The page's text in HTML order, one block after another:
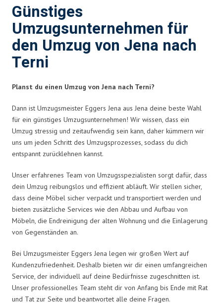
Günstiges
Umzugsunternehmen für
den Umzug von Jena nach
Terni
Planst du einen Umzug von Jena nach Terni?
Dann ist Umzugsmeister Eggers Jena aus Jena deine beste Wahl
für ein günstiges Umzugsunternehmen! Wir wissen, dass ein
Umzug stressig und zeitaufwendig sein kann, daher kümmern wir
uns um jeden Schritt des Umzugsprozesses, sodass du dich
entspannt zurücklehnen kannst.
Unser erfahrenes Team von Umzugsspezialisten sorgt dafür, dass
dein Umzug reibungslos und effizient abläuft. Wir stellen sicher,
dass deine Möbel sicher verpackt und transportiert werden und
bieten zusätzliche Services wie den Abbau und Aufbau von
Möbeln, die Endreinigung der alten Wohnung und die Einlagerung
von Gegenständen an.
Bei Umzugsmeister Eggers Jena legen wir großen Wert auf
Kundenzufriedenheit. Deshalb bieten wir dir einen umfangreichen
Service, der individuell auf deine Bedürfnisse zugeschnitten ist.
Unser professionelles Team steht dir von Anfang bis Ende mit Rat
und Tat zur Seite und beantwortet alle deine Fragen.